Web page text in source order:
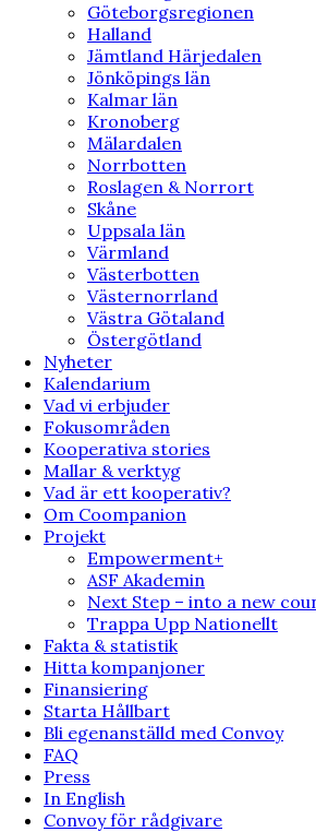
Göteborgsregionen
Halland
Jämtland Härjedalen
Jönköpings län
Kalmar län
Kronoberg
Mälardalen
Norrbotten
Roslagen & Norrort
Skåne
Uppsala län
Värmland
Västerbotten
Västernorrland
Västra Götaland
Östergötland
Nyheter
Kalendarium
Vad vi erbjuder
Fokusområden
Kooperativa stories
Mallar & verktyg
Vad är ett kooperativ?
Om Coompanion
Projekt
Empowerment+
ASF Akademin
Next Step – into a new
Trappa Upp Nationellt
Fakta & statistik
Hitta kompanjoner
Finansiering
Starta Hållbart
Bli egenanställd med Convoy
FAQ
Press
In English
Convoy för rådgivare